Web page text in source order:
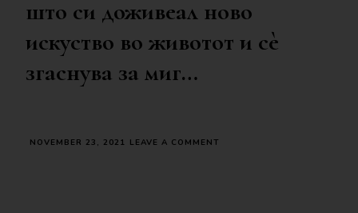
што си доживеал ново
искуство во животот и сè
згаснува за миг…
NOVEMBER 23, 2021 LEAVE A COMMENT